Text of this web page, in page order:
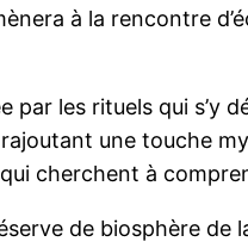
à la rencontre
par les rituels qui
une touche
cherchent à
de biosphère de